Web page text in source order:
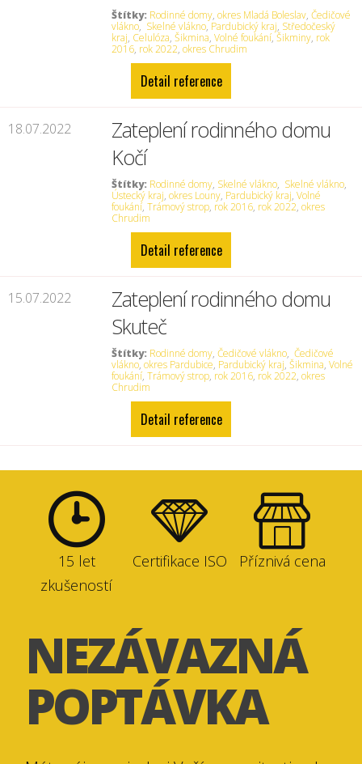
Štítky: Rodinné domy,okres Mladá Boleslav,Čedičové
vlákno, Skelné vlákno, Pardubický kraj, Středočeský
kraj, Celulóza,Šikmina,Volné foukání,Šikminy, rok
2016, rok 2022,okres Chrudim
Detail reference
18.07.2022
Zateplení rodinného domu
Kočí
Štítky: Rodinné domy, Skelné vlákno, Skelné vlákno,
Ústecký kraj,okres Louny, Pardubický kraj,Volné
foukání,Trámový strop, rok 2016, rok 2022,okres
Chrudim
Detail reference
15.07.2022
Zateplení rodinného domu
Skuteč
Štítky: Rodinné domy,Čedičové vlákno, Čedičové
vlákno,okres Pardubice, Pardubický kraj,Šikmina,Volné
foukání,Trámový strop, rok 2016, rok 2022,okres
Chrudim
Detail reference
15 let
zkušeností
Certifikace ISO Příznivá cena
NEZÁVAZNÁ
POPTÁVKA